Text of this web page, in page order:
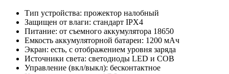
Тип устройства: прожектор налобный
Защищен от влаги: стандарт IPX4
Питание: от съемного аккумулятора 18650
Емкость аккумуляторной батареи: 1200 мАч
Экран: есть, с отображением уровня заряда
Источники света: светодиоды LED и COB
Управление (вкл/выкл): бесконтактное